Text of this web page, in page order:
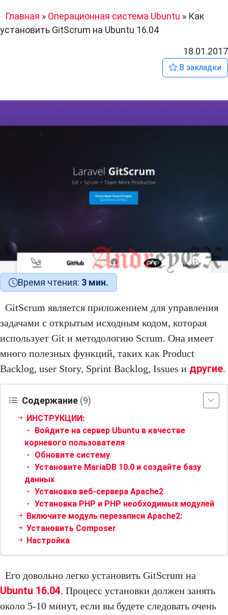
Главная » Операционная система Ubuntu » Как
установить GitScrum на Ubuntu 16.04
18.01.2017
В закладки
Время чтения: 3 мин.
GitScrum является приложением для управления
задачами с открытым исходным кодом, которая
использует Git и методологию Scrum. Она имеет
много полезных функций, таких как Product
Backlog, user Story, Sprint Backlog, Issues и другие.
Содержание (9)
ИНСТРУКЦИИ:
Войдите на сервер Ubuntu в качестве
корневого пользователя
Обновите систему
Установите MariaDB 10.0 и создайте базу
данных
Установка веб-сервера Apache2
Установка PHP и PHP необходимых модулей
Включите модуль перезаписи Apache2:
Установить Composer
Настройка
Его довольно легко установить GitScrum на
Ubuntu 16.04. Процесс установки должен занять
около 5-10 минут, если вы будете следовать очень